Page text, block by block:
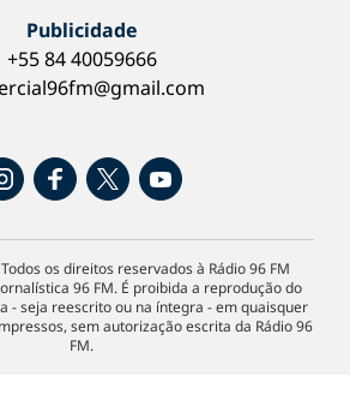
Publicidade
+55 84 40059666
os direitos reservados à Rádio 96 FM
96 FM. É proibida a reprodução do
- seja reescrito ou na íntegra - em quaisquer
sem autorização escrita da Rádio 96
FM.